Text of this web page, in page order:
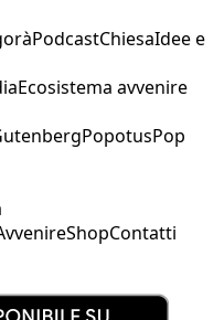
PodcastChiesaIdee e
Ecosistema avvenire
PopotusPop
ShopContatti